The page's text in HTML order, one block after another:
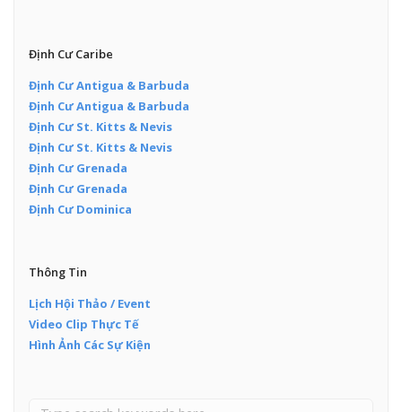
Định Cư Caribe
Định Cư Antigua & Barbuda
Định Cư Antigua & Barbuda
Định Cư St. Kitts & Nevis
Định Cư St. Kitts & Nevis
Định Cư Grenada
Định Cư Grenada
Định Cư Dominica
Thông Tin
Lịch Hội Thảo / Event
Video Clip Thực Tế
Hình Ảnh Các Sự Kiện